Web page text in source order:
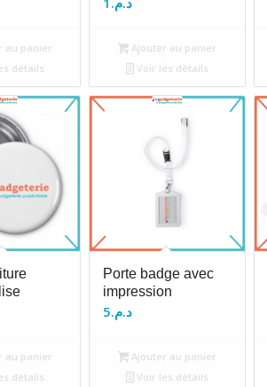
au panier
détails
Ajouter au panier
Voir les détails
au panier
détails
Porte badge avec
impression
د.م.5
Ajouter au panier
Voir les détails